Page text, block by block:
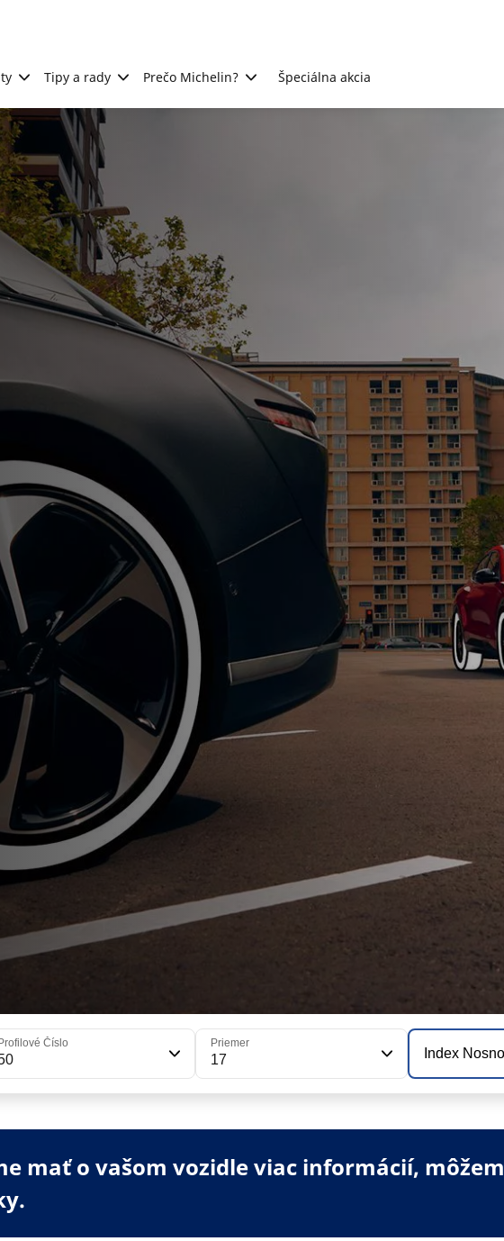
Tipy a rady Prečo Michelin? Špeciálna akcia
Profilové Číslo Priemer
17 Index
mať o vašom vozidle viac informácií,